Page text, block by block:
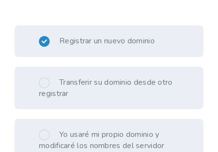
Registrar un nuevo dominio
Transferir su dominio desde otro
registrar
Yo usaré mi propio dominio y
modificaré los nombres del servidor